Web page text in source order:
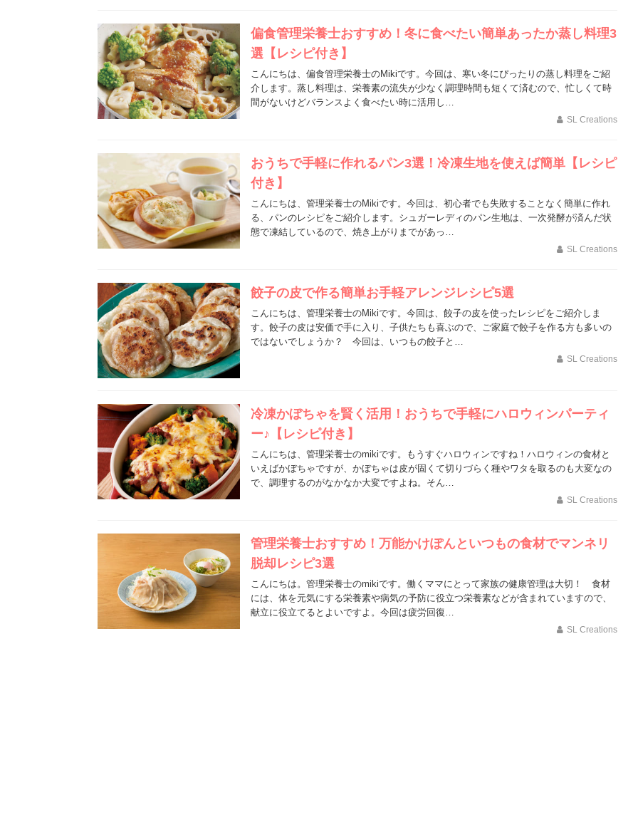
偏食管理栄養士おすすめ！冬に食べたい簡単あったか蒸し料理3
選【レシピ付き】
こんにちは、偏食管理栄養士のMikiです。今回は、寒い冬にぴったりの蒸し料理をご紹
介します。蒸し料理は、栄養素の流失が少なく調理時間も短くて済むので、忙しくて時
間がないけどバランスよく食べたい時に活用し…
SL Creations
おうちで手軽に作れるパン3選！冷凍生地を使えば簡単【レシピ
付き】
こんにちは、管理栄養士のMikiです。今回は、初心者でも失敗することなく簡単に作れ
る、パンのレシピをご紹介します。シュガーレディのパン生地は、一次発酵が済んだ状
態で凍結しているので、焼き上がりまでがあっ…
SL Creations
餃子の皮で作る簡単お手軽アレンジレシピ5選
こんにちは、管理栄養士のMikiです。今回は、餃子の皮を使ったレシピをご紹介しま
す。餃子の皮は安価で手に入り、子供たちも喜ぶので、ご家庭で餃子を作る方も多いの
ではないでしょうか？ 今回は、いつもの餃子と…
SL Creations
冷凍かぼちゃを賢く活用！おうちで手軽にハロウィンパーティ
ー♪【レシピ付き】
こんにちは、管理栄養士のmikiです。もうすぐハロウィンですね！ハロウィンの食材と
いえばかぼちゃですが、かぼちゃは皮が固くて切りづらく種やワタを取るのも大変なの
で、調理するのがなかなか大変ですよね。そん…
SL Creations
管理栄養士おすすめ！万能かけぽんといつもの食材でマンネリ
脱却レシピ3選
こんにちは。管理栄養士のmikiです。働くママにとって家族の健康管理は大切！ 食材
には、体を元気にする栄養素や病気の予防に役立つ栄養素などが含まれていますので、
献立に役立てるとよいですよ。今回は疲労回復…
SL Creations